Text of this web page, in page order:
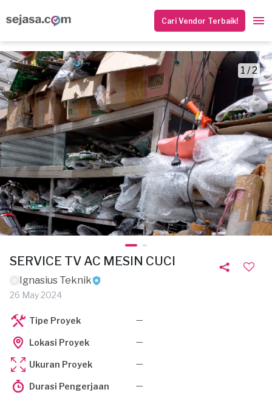
Cari Vendor Terbaik!
1 / 2
SERVICE TV AC MESIN CUCI
Ignasius Teknik
26 May 2024
Tipe Proyek —
Lokasi Proyek —
Ukuran Proyek —
Durasi Pengerjaan —